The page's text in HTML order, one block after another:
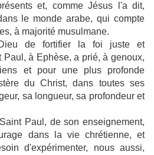
et, comme Jésus l'a dit,
le monde arabe, qui compte
à majorité musulmane.
de fortifier la foi juste et
Paul, à Ephèse, a prié, à genoux,
et pour une plus profonde
du Christ, dans toutes ses
sa longueur, sa profondeur et
Paul, de son enseignement,
dans la vie chrétienne, et
d'expérimenter, nous aussi,